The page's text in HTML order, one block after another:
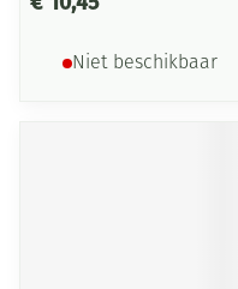
Niet beschikbaar